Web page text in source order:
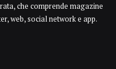
che comprende magazine
web, social network e app.